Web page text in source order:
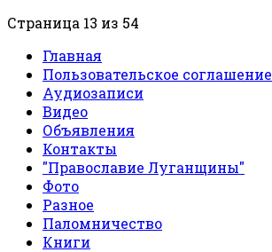
Страница 13 из 54
Главная
Пользовательское соглашение
Аудиозаписи
Видео
Объявления
Контакты
"Православие Луганщины"
Фото
Разное
Паломничество
Книги